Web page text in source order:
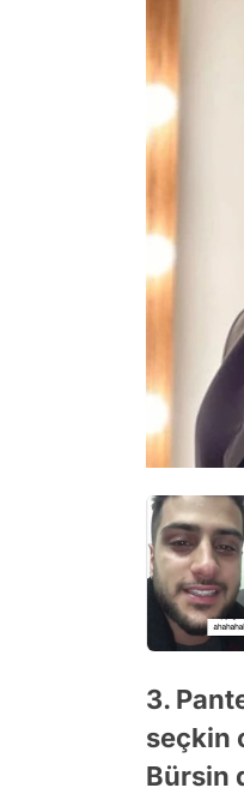
3.
seçkin
Bürsin